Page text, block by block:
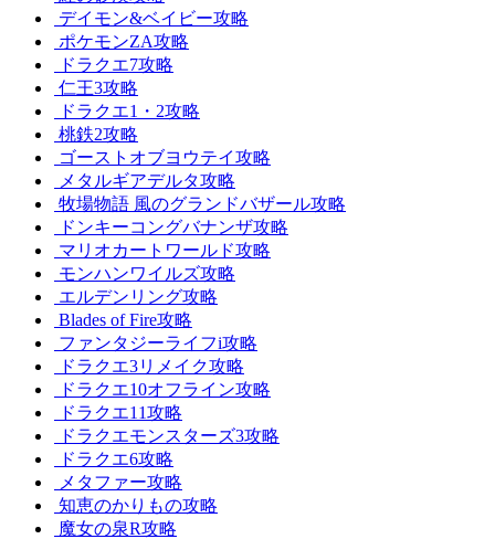
デイモン&ベイビー攻略
ポケモンZA攻略
ドラクエ7攻略
仁王3攻略
ドラクエ1・2攻略
桃鉄2攻略
ゴーストオブヨウテイ攻略
メタルギアデルタ攻略
牧場物語 風のグランドバザール攻略
ドンキーコングバナンザ攻略
マリオカートワールド攻略
モンハンワイルズ攻略
エルデンリング攻略
Blades of Fire攻略
ファンタジーライフi攻略
ドラクエ3リメイク攻略
ドラクエ10オフライン攻略
ドラクエ11攻略
ドラクエモンスターズ3攻略
ドラクエ6攻略
メタファー攻略
知恵のかりもの攻略
魔女の泉R攻略